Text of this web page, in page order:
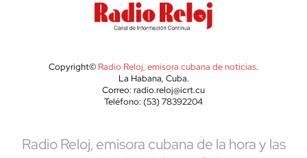
Copyright© Radio Reloj, emisora cubana de noticias.
La Habana, Cuba.
Correo: radio.reloj@icrt.cu
Teléfono: (53) 78392204
Radio Reloj, emisora cubana de la hora y las